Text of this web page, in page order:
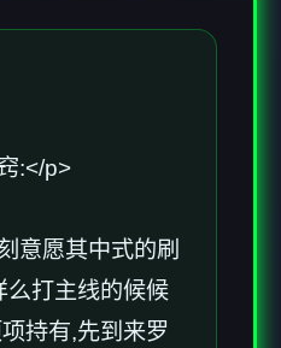
:</p>
意愿其中式的刷
么打主线的候候
持有,先到来罗